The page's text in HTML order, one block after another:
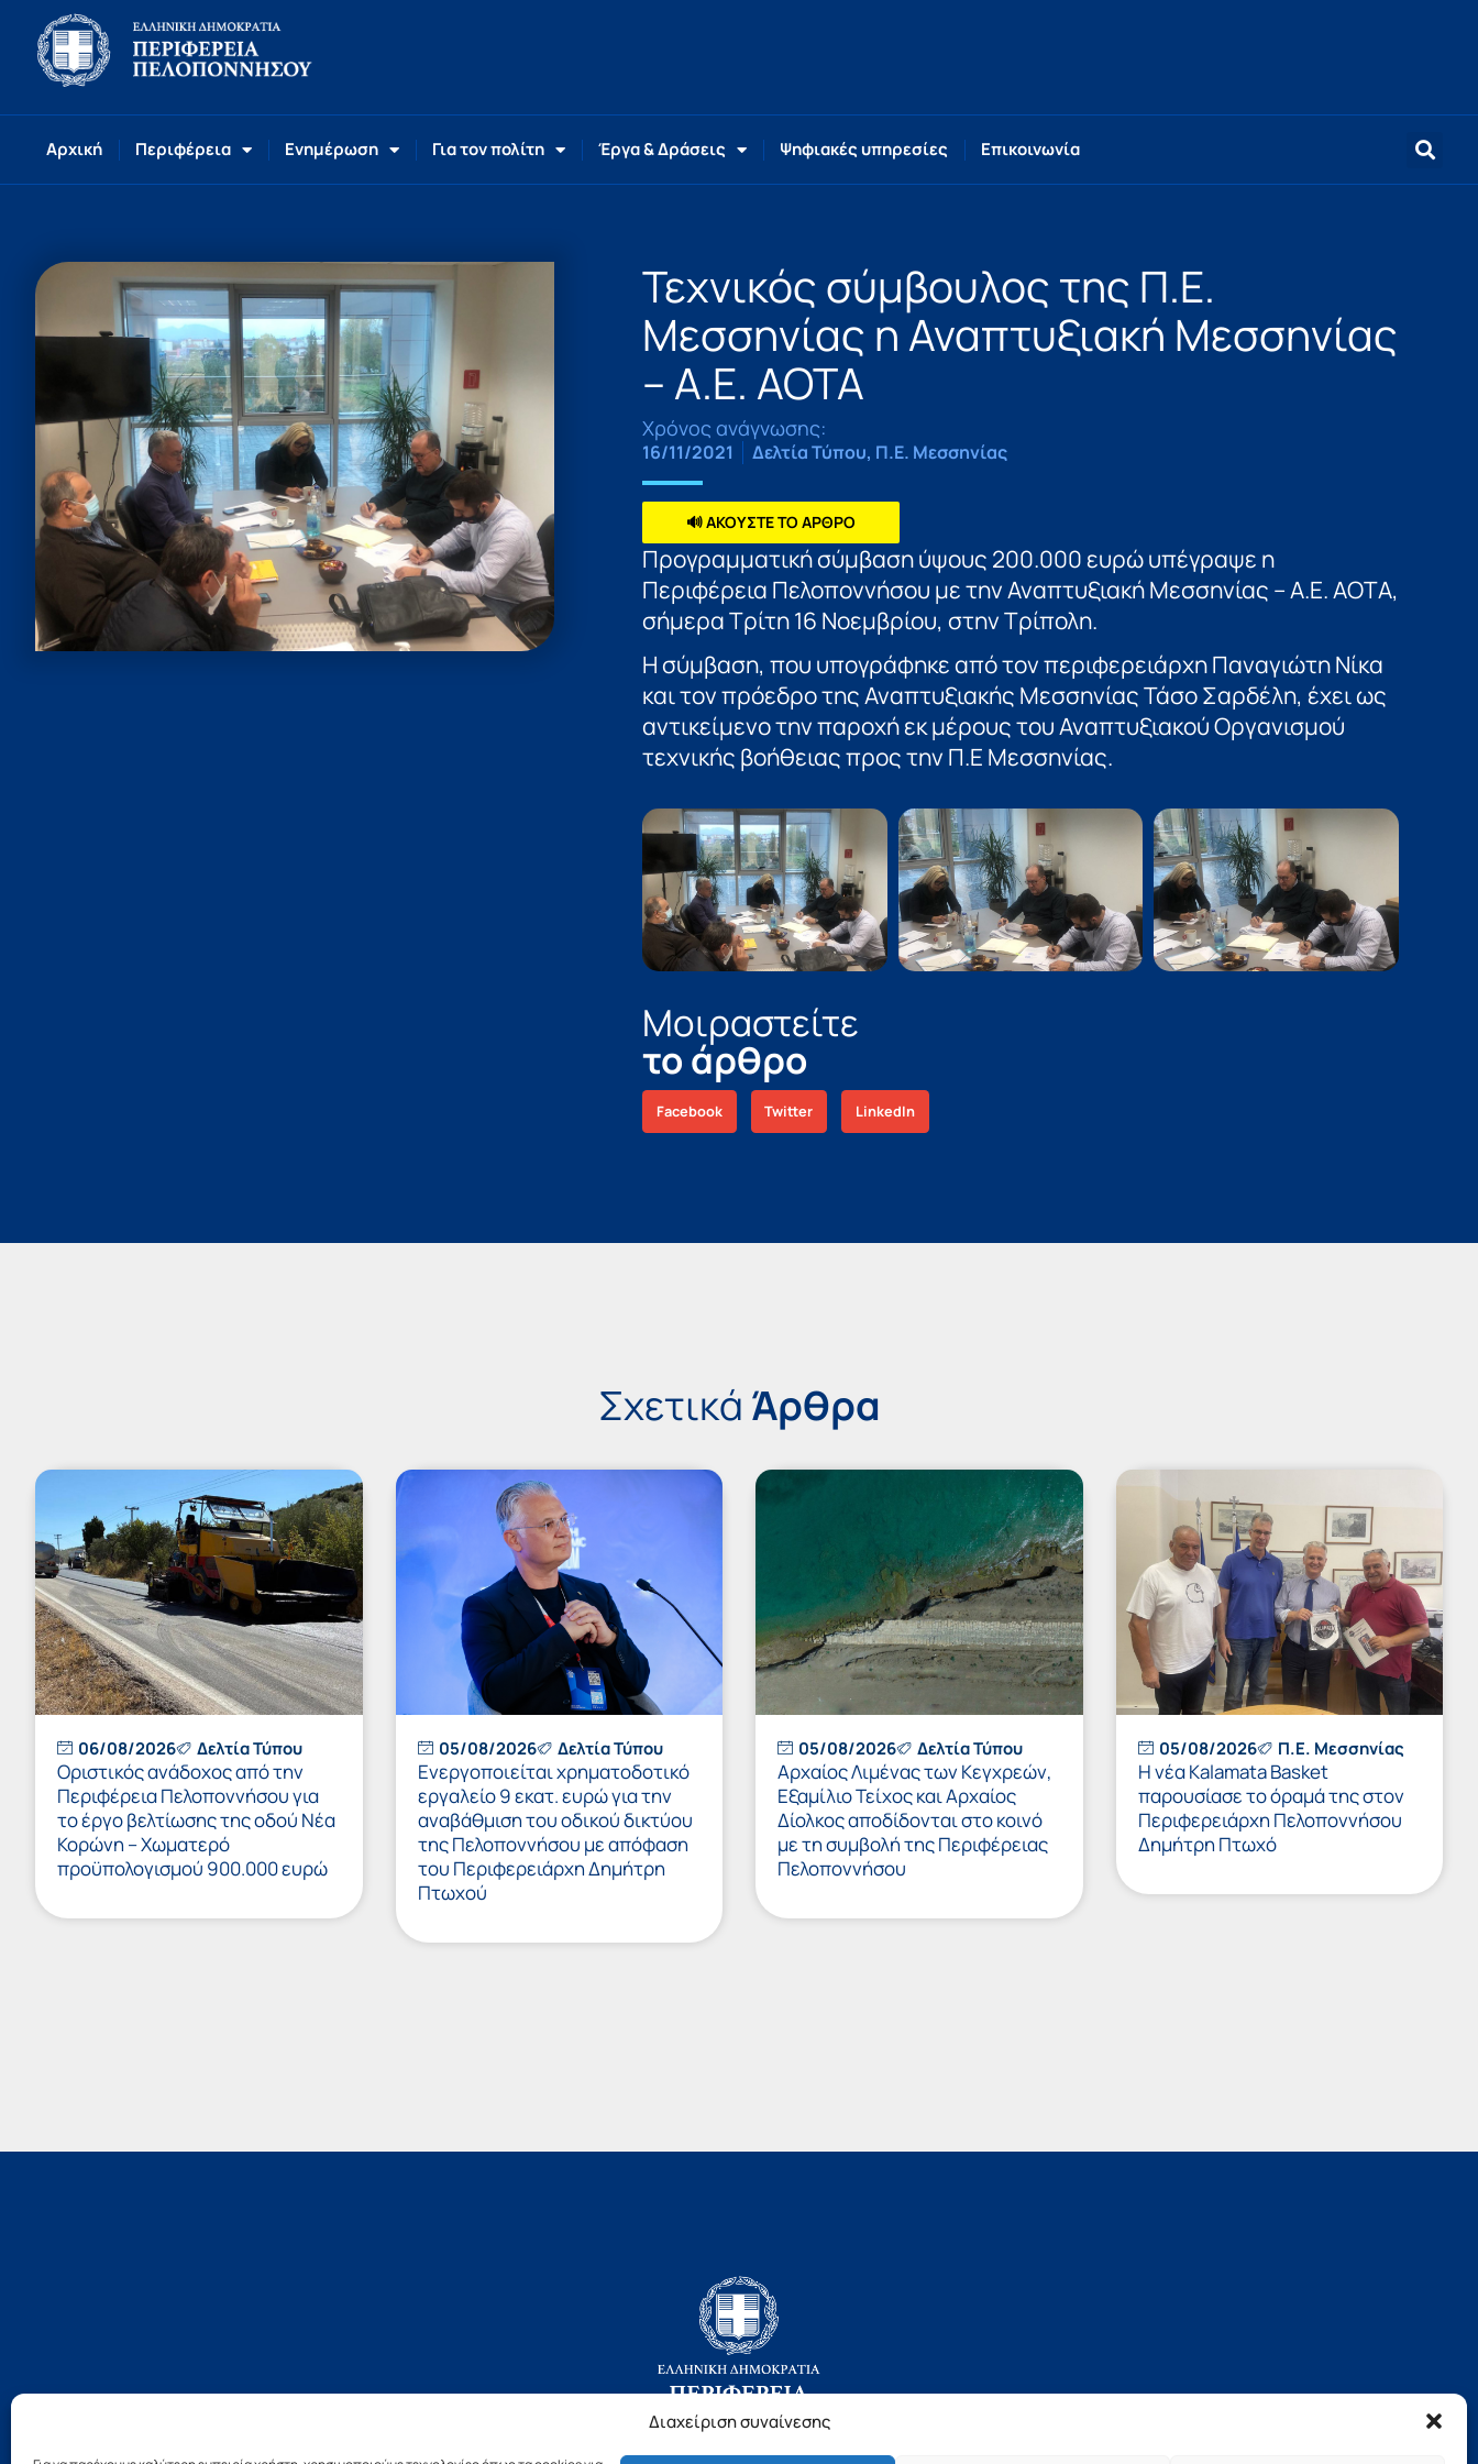
Διαχείριση συναίνεσης
Αρχική Περιφέρεια Ενημέρωση Για τον πολίτη Έργα & Δράσεις Ψηφιακές υπηρεσίες Επικοινωνία
Τεχνικός σύμβουλος της Π.Ε.
Μεσσηνίας η Αναπτυξιακή Μεσσηνίας
– Α.Ε. ΑΟΤΑ
Χρόνος ανάγνωσης:
16/11/2021 Δελτία Τύπου, Π.Ε. Μεσσηνίας
🔊 ΑΚΟΥΣΤΕ ΤΟ ΑΡΘΡΟ
Προγραμματική σύμβαση ύψους 200.000 ευρώ υπέγραψε η
Περιφέρεια Πελοποννήσου με την Αναπτυξιακή Μεσσηνίας – Α.Ε. ΑΟΤΑ,
σήμερα Τρίτη 16 Νοεμβρίου, στην Τρίπολη.
Η σύμβαση, που υπογράφηκε από τον περιφερειάρχη Παναγιώτη Νίκα
και τον πρόεδρο της Αναπτυξιακής Μεσσηνίας Τάσο Σαρδέλη, έχει ως
αντικείμενο την παροχή εκ μέρους του Αναπτυξιακού Οργανισμού
τεχνικής βοήθειας προς την Π.Ε Μεσσηνίας.
Μοιραστείτε
το άρθρο
Facebook Twitter LinkedIn
Σχετικά Άρθρα
06/08/2026 Δελτία Τύπου
Οριστικός ανάδοχος από την
Περιφέρεια Πελοποννήσου για
το έργο βελτίωσης της οδού Νέα
Κορώνη – Χωματερό
προϋπολογισμού 900.000 ευρώ
05/08/2026 Δελτία Τύπου
Ενεργοποιείται χρηματοδοτικό
εργαλείο 9 εκατ. ευρώ για την
αναβάθμιση του οδικού δικτύου
της Πελοποννήσου με απόφαση
του Περιφερειάρχη Δημήτρη
Πτωχού
05/08/2026 Δελτία Τύπου
Αρχαίος Λιμένας των Κεγχρεών,
Εξαμίλιο Τείχος και Aρχαίος
Δίολκος αποδίδονται στο κοινό
με τη συμβολή της Περιφέρειας
Πελοποννήσου
05/08/2026 Π.Ε. Μεσσηνίας
Η νέα Kalamata Basket
παρουσίασε το όραμά της στον
Περιφερειάρχη Πελοποννήσου
Δημήτρη Πτωχό